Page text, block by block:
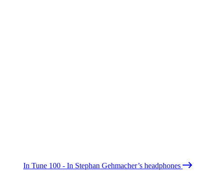
In Tune 100 - In Stephan Gehmacher’s headphones